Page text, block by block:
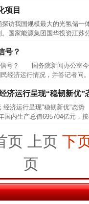
项目
访我国规模最大的光氢储一
。国家能源集团国华投资
号？
号？ 国务院新闻办公室今
经济运行情况，并答记者问
济运行呈现“稳韧新优”
济运行呈现"稳韧新优"态
生产总值695704亿元，按
页 上页 下
页